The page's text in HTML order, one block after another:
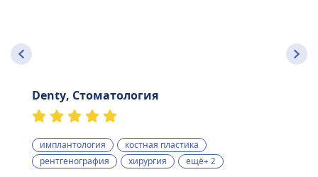
Denty, Стоматология
имплантология
костная пластика
рентгенография
хирургия ещё+ 2